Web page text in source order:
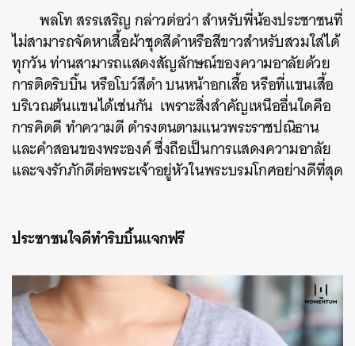
พลโท สรรเสริญ กล่าวต่อว่า สำหรับพี่น้องประชาชนที่
ไม่สามารถจัดหาเสื้อผ้าชุดสีดำหรือสีขาวสำหรับสวมใส่ได้
ทุกวัน ท่านสามารถแสดงสัญลักษณ์ของความอาลัยด้วย
การติดริบบิ้น หรือโบว์สีดำ บนหน้าอกเสื้อ หรือที่แขนเสื้อ
บริเวณต้นแขนได้เช่นกัน เพราะสิ่งสำคัญเหนืออื่นใดคือ
การคิดดี ทำความดี ดำรงตนตามแนวพระราชปณิธาน
และคำสอนของพระองค์ ซึ่งถือเป็นการแสดงความอาลัย
และจงรักภักดีต่อพระเจ้าอยู่หัวในพระบรมโกศอย่างดีที่สุด
ประชาชนใจดีทำริบบิ้นแจกฟรี